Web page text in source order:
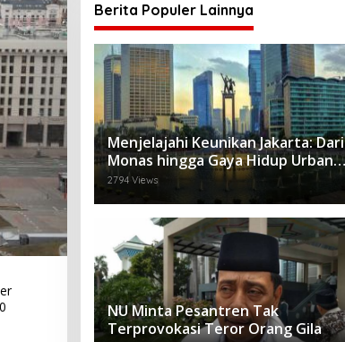
Berita Populer Lainnya
Menjelajahi Keunikan Jakarta: Dari
Monas hingga Gaya Hidup Urban
yang Beragam
2794 Views
NU Minta Pesantren Tak
Terprovokasi Teror Orang Gila